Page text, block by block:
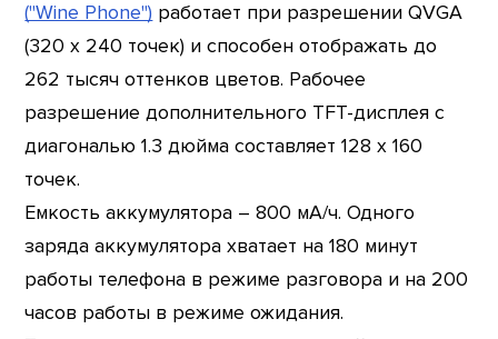
("Wine Phone") работает при разрешении QVGA
(320 x 240 точек) и способен отображать до
262 тысяч оттенков цветов. Рабочее
разрешение дополнительного TFT-дисплея с
диагональю 1.3 дюйма составляет 128 х 160
точек.
Емкость аккумулятора – 800 мА/ч. Одного
заряда аккумулятора хватает на 180 минут
работы телефона в режиме разговора и на 200
часов работы в режиме ожидания.